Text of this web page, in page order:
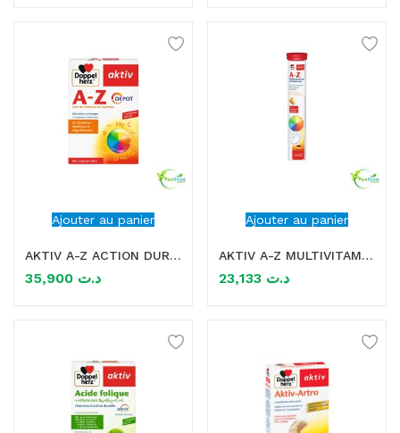
Ajouter au panier
AKTIV A-Z ACTION DURABLE 30 COMPRIMES
د.ت
Ajouter au panier
AKTIV A-Z MULTIVITAMINES ET MINERAUX 15 COMPRIMES EFFERVESCENTS
د.ت